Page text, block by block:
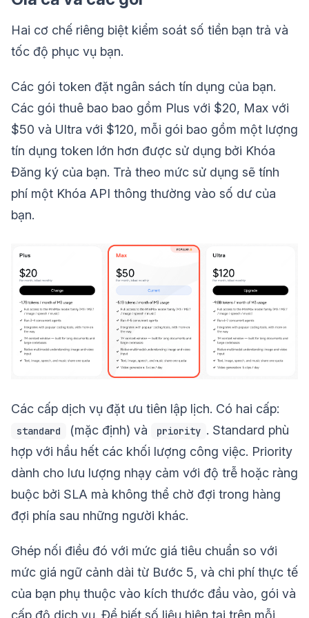
Hai cơ chế riêng biệt kiểm soát số tiền bạn trả và
tốc độ phục vụ bạn.
Các gói token đặt ngân sách tín dụng của bạn.
Các gói thuê bao bao gồm Plus với $20, Max với
$50 và Ultra với $120, mỗi gói bao gồm một lượng
tín dụng token lớn hơn được sử dụng bởi Khóa
Đăng ký của bạn. Trả theo mức sử dụng sẽ tính
phí một Khóa API thông thường vào số dư của
bạn.
Các cấp dịch vụ đặt ưu tiên lập lịch. Có hai cấp:
standard (mặc định) và priority . Standard phù
hợp với hầu hết các khối lượng công việc. Priority
dành cho lưu lượng nhạy cảm với độ trễ hoặc ràng
buộc bởi SLA mà không thể chờ đợi trong hàng
đợi phía sau những người khác.
Ghép nối điều đó với mức giá tiêu chuẩn so với
mức giá ngữ cảnh dài từ Bước 5, và chi phí thực tế
của bạn phụ thuộc vào kích thước đầu vào, gói và
cấp độ dịch vụ. Để biết số liệu hiện tại trên mỗi